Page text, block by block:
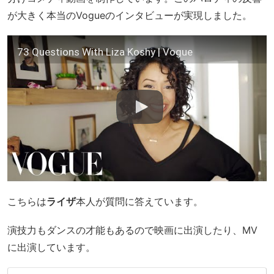
が大きく本当のVogueのインタビューが実現しました。
73 Questions With Liza Koshy | Vogue
こちらはライザ本人が質問に答えています。
演技力もダンスの才能もあるので映画に出演したり、MV
に出演しています。